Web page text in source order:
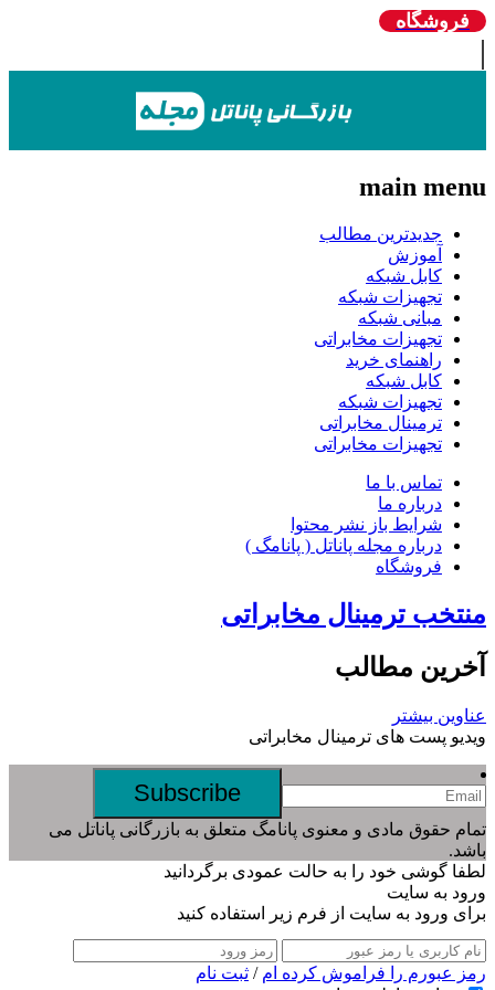
main
جدیدترین مطالب
آموزش
کابل شبکه
تجهیزات شبکه
مبانی شبکه
تجهیزات مخابراتی
راهنمای خرید
کابل شبکه
تجهیزات شبکه
ترمینال مخابراتی
تجهیزات مخابراتی
تماس با ما
درباره ما
شرایط باز نشر محتوا
درباره مجله پاناتل ( پانامگ )
فروشگاه
ترمینال مخابراتی
مطالب
بیشتر
پست های ترمینال مخابراتی
حقوق مادی و معنوی پانامگ متعلق به بازرگانی پاناتل می
گوشی خود را به حالت عمودی برگردانید
به سایت
ورود به سایت از فرم زیر استفاده کنید
عبورم را فراموش کرده ام /
ثبت نام